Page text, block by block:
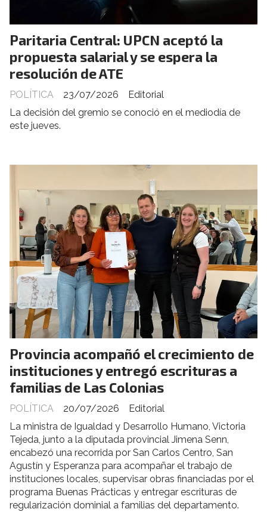
Paritaria Central: UPCN aceptó la
propuesta salarial y se espera la
resolución de ATE
Editorial
POLÍTICA
23/07/2026
La decisión del gremio se conoció en el mediodía de
este jueves.
Provincia acompañó el crecimiento de
instituciones y entregó escrituras a
familias de Las Colonias
Editorial
POLÍTICA
20/07/2026
La ministra de Igualdad y Desarrollo Humano, Victoria
Tejeda, junto a la diputada provincial Jimena Senn,
encabezó una recorrida por San Carlos Centro, San
Agustín y Esperanza para acompañar el trabajo de
instituciones locales, supervisar obras financiadas por el
programa Buenas Prácticas y entregar escrituras de
regularización dominial a familias del departamento.